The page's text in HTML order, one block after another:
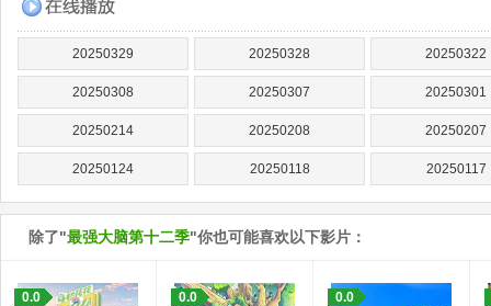
20250329 20250328 20250322
20250308 20250307 20250301
20250214 20250208 20250207
20250124 20250118 20250117
除了"最强大脑第十二季"你也可能喜欢以下影片：
0.0 0.0 0.0